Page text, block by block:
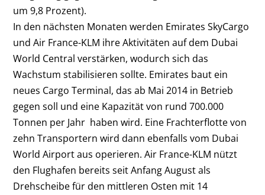
um 9,8 Prozent).
In den nächsten Monaten werden Emirates SkyCargo
und Air France-KLM ihre Aktivitäten auf dem Dubai
World Central verstärken, wodurch sich das
Wachstum stabilisieren sollte. Emirates baut ein
neues Cargo Terminal, das ab Mai 2014 in Betrieb
gegen soll und eine Kapazität von rund 700.000
Tonnen per Jahr haben wird. Eine Frachterflotte von
zehn Transportern wird dann ebenfalls vom Dubai
World Airport aus operieren. Air France-KLM nützt
den Flughafen bereits seit Anfang August als
Drehscheibe für den mittleren Osten mit 14